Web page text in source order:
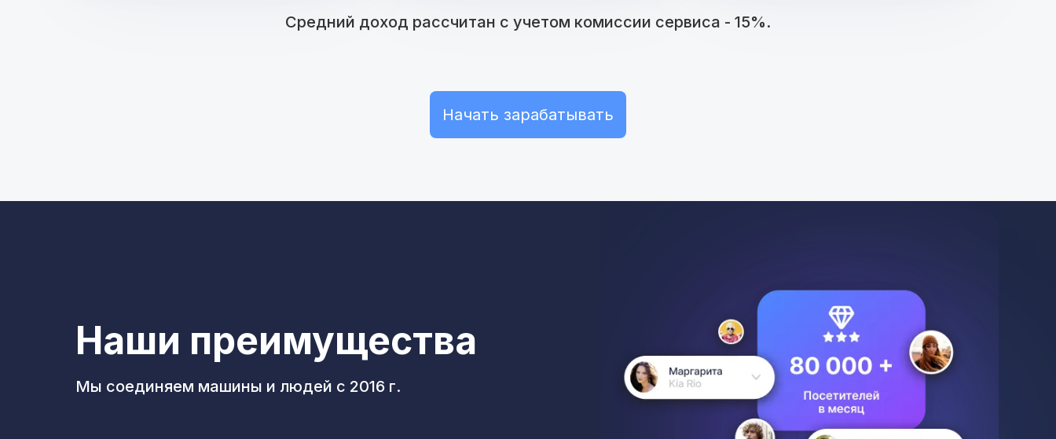
Средний доход рассчитан с учетом комиссии сервиса - 15%.
Начать зарабатывать
Наши преимущества
Мы соединяем машины и людей с 2016 г.